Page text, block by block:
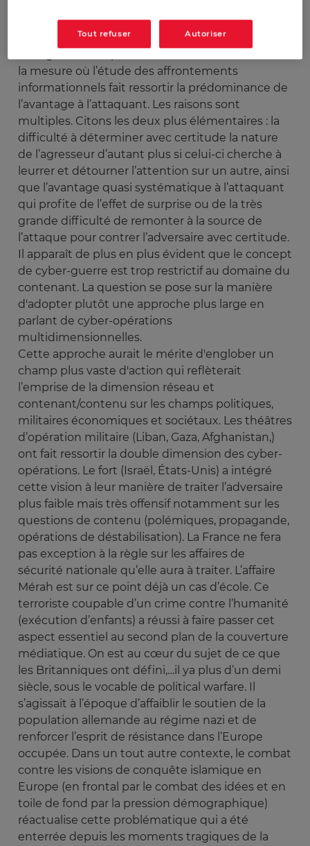
gendarmerie nationale, intervenait sur le sujet
État et cyber. Cette position abrupte émanant
la mesure où l’étude des affrontements
informationnels fait ressortir la prédominance de
l’avantage à l’attaquant. Les raisons sont
multiples. Citons les deux plus élémentaires : la
difficulté à déterminer avec certitude la nature
de l’agresseur d’autant plus si celui-ci cherche à
leurrer et détourner l’attention sur un autre, ainsi
que l’avantage quasi systématique à l’attaquant
qui profite de l’effet de surprise ou de la très
grande difficulté de remonter à la source de
l’attaque pour contrer l’adversaire avec certitude.
Il apparaît de plus en plus évident que le concept
de cyber-guerre est trop restrictif au domaine du
contenant. La question se pose sur la manière
d'adopter plutôt une approche plus large en
parlant de cyber-opérations
multidimensionnelles.
Cette approche aurait le mérite d'englober un
champ plus vaste d'action qui reflèterait
l’emprise de la dimension réseau et
contenant/contenu sur les champs politiques,
militaires économiques et sociétaux. Les théâtres
d’opération militaire (Liban, Gaza, Afghanistan,)
ont fait ressortir la double dimension des cyber-
opérations. Le fort (Israël, États-Unis) a intégré
cette vision à leur manière de traiter l’adversaire
plus faible mais très offensif notamment sur les
questions de contenu (polémiques, propagande,
opérations de déstabilisation). La France ne fera
pas exception à la règle sur les affaires de
sécurité nationale qu’elle aura à traiter. L’affaire
Mérah est sur ce point déjà un cas d’école. Ce
terroriste coupable d’un crime contre l’humanité
(exécution d’enfants) a réussi à faire passer cet
aspect essentiel au second plan de la couverture
médiatique. On est au cœur du sujet de ce que
les Britanniques ont défini,…il ya plus d’un demi
siècle, sous le vocable de political warfare. Il
s’agissait à l’époque d’affaiblir le soutien de la
population allemande au régime nazi et de
renforcer l’esprit de résistance dans l’Europe
occupée. Dans un tout autre contexte, le combat
contre les visions de conquête islamique en
Europe (en frontal par le combat des idées et en
toile de fond par la pression démographique)
réactualise cette problématique qui a été
enterrée depuis les moments tragiques de la
Tout refuser Autoriser